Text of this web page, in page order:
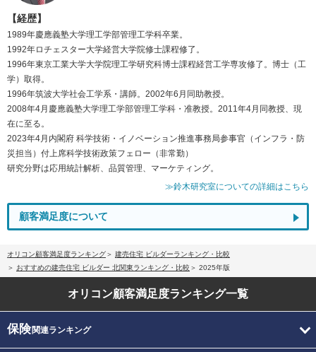
【経歴】
1989年慶應義塾大学理工学部管理工学科卒業。
1992年ロチェスター大学経営大学院修士課程修了。
1996年東京工業大学大学院理工学研究科博士課程経営工学専攻修了。博士（工
学）取得。
1996年筑波大学社会工学系・講師。2002年6月同助教授。
2008年4月慶應義塾大学理工学部管理工学科・准教授。2011年4月同教授、現
在に至る。
2023年4月内閣府 科学技術・イノベーション推進事務局参事官（インフラ・防
災担当）付上席科学技術政策フェロー（非常勤）
研究分野は応用統計解析、品質管理、マーケティング。
≫鈴木研究室についての詳細はこちら
顧客満足度について
オリコン顧客満足度ランキング
建売住宅 ビルダーランキング・比較
おすすめの建売住宅 ビルダー 北関東ランキング・比較
2025年版
オリコン顧客満足度ランキング一覧
保険関連ランキング